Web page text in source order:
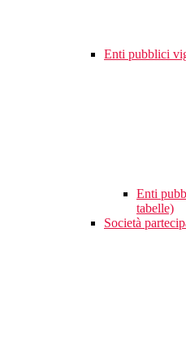
Enti pubblici
Enti
tabelle)
Società